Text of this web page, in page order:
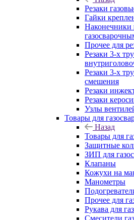
Резаки
Гайки
Наконечники
Прочее для
Резаки 3-х
Резаки 3-х
смешения
Резаки
Резаки
Узлы
Товары для
Назад
Товары для
Защитные
ЗИП для
Клапаны
Кожухи на
Манометры
Прочее для
Рукава для
Смесители